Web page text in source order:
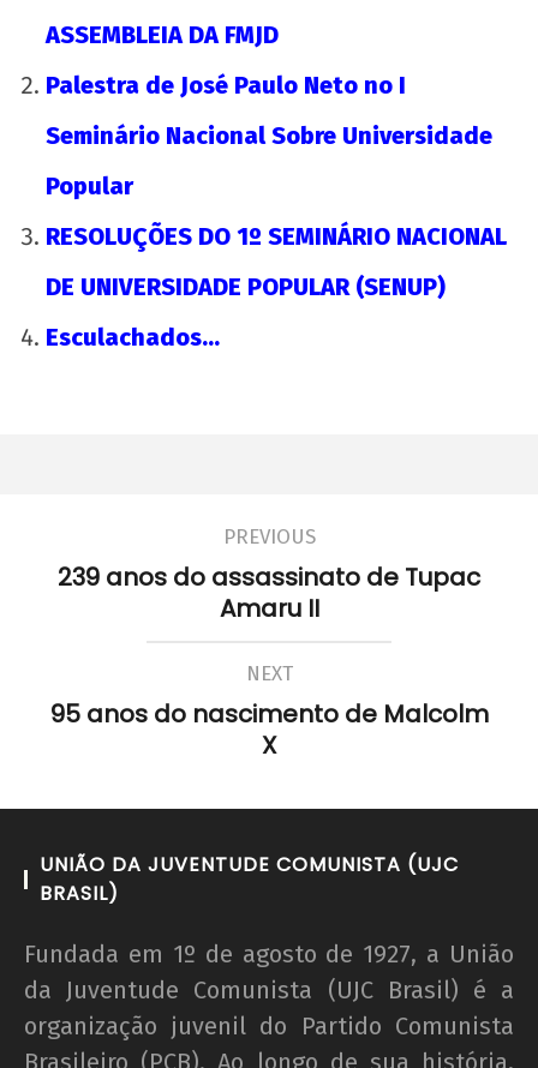
ASSEMBLEIA DA FMJD
Palestra de José Paulo Neto no I
Seminário Nacional Sobre Universidade
Popular
RESOLUÇÕES DO 1º SEMINÁRIO NACIONAL
DE UNIVERSIDADE POPULAR (SENUP)
Esculachados…
PREVIOUS
239 anos do assassinato de Tupac
Amaru II
NEXT
95 anos do nascimento de Malcolm
X
UNIÃO DA JUVENTUDE COMUNISTA (UJC
BRASIL)
Fundada em 1º de agosto de 1927, a União
da Juventude Comunista (UJC Brasil) é a
organização juvenil do Partido Comunista
Brasileiro (PCB). Ao longo de sua história,